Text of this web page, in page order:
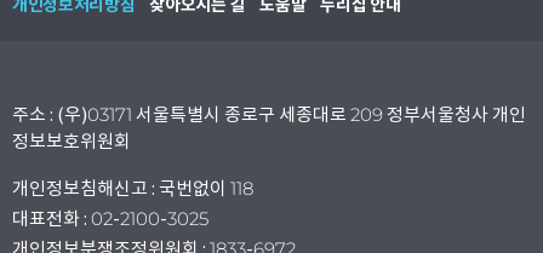
주소 : (우)03171 서울특별시 종로구 세종대로 209 정부서울청사 개인
정보보호위원회
개인정보침해신고 : 국번없이 118
대표전화 : 02-2100-3025
개인정보분쟁조정위원회 : 1833-6972